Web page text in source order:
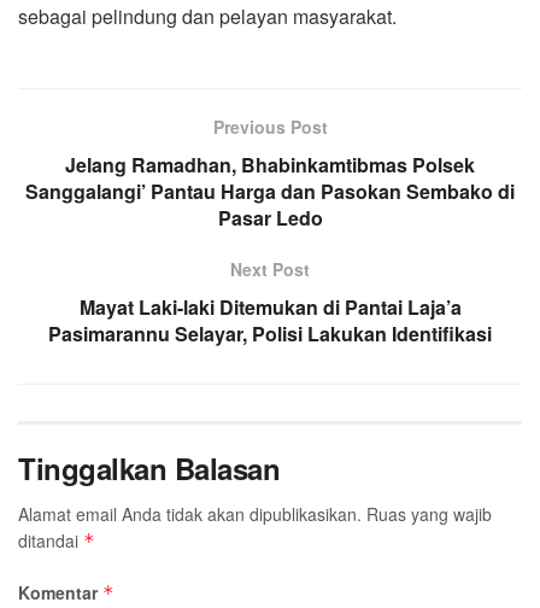
sebagai pelindung dan pelayan masyarakat.
Previous Post
Jelang Ramadhan, Bhabinkamtibmas Polsek
Sanggalangi’ Pantau Harga dan Pasokan Sembako di
Pasar Ledo
Next Post
Mayat Laki-laki Ditemukan di Pantai Laja’a
Pasimarannu Selayar, Polisi Lakukan Identifikasi
Tinggalkan Balasan
Alamat email Anda tidak akan dipublikasikan. Ruas yang wajib
ditandai *
Komentar *